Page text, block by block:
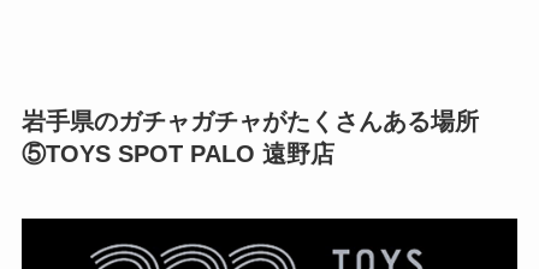
岩手県のガチャガチャがたくさんある場所
⑤TOYS SPOT PALO 遠野店